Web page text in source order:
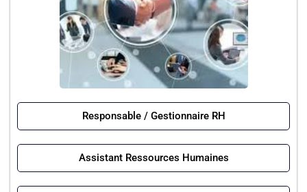
Responsable / Gestionnaire RH
Assistant Ressources Humaines